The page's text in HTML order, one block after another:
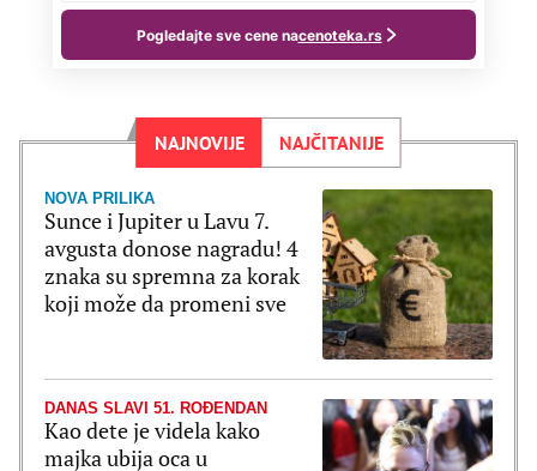
NAJNOVIJE NAJČITANIJE
NOVA PRILIKA
Sunce i Jupiter u Lavu 7.
avgusta donose nagradu! 4
znaka su spremna za korak
koji može da promeni sve
DANAS SLAVI 51. ROĐENDAN
Kao dete je videla kako
majka ubija oca u